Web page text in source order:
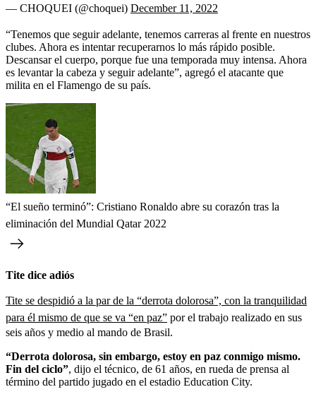
— CHOQUEI (@choquei) December 11, 2022
“Tenemos que seguir adelante, tenemos carreras al frente en nuestros
clubes. Ahora es intentar recuperarnos lo más rápido posible.
Descansar el cuerpo, porque fue una temporada muy intensa. Ahora
es levantar la cabeza y seguir adelante”, agregó el atacante que
milita en el Flamengo de su país.
“El sueño terminó”: Cristiano Ronaldo abre su corazón tras la
eliminación del Mundial Qatar 2022
Tite dice adiós
Tite se despidió a la par de la “derrota dolorosa”, con la tranquilidad
para él mismo de que se va “en paz” por el trabajo realizado en sus
seis años y medio al mando de Brasil.
“Derrota dolorosa, sin embargo, estoy en paz conmigo mismo.
Fin del ciclo”, dijo el técnico, de 61 años, en rueda de prensa al
término del partido jugado en el estadio Education City.